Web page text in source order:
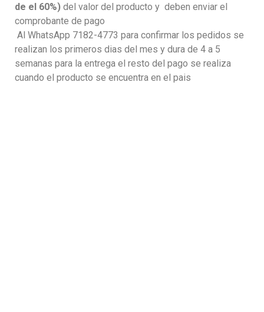
de el 60%) del valor del producto y deben enviar el
comprobante de pago
Al WhatsApp 7182-4773 para confirmar los pedidos se
realizan los primeros dias del mes y dura de 4 a 5
semanas para la entrega el resto del pago se realiza
cuando el producto se encuentra en el pais